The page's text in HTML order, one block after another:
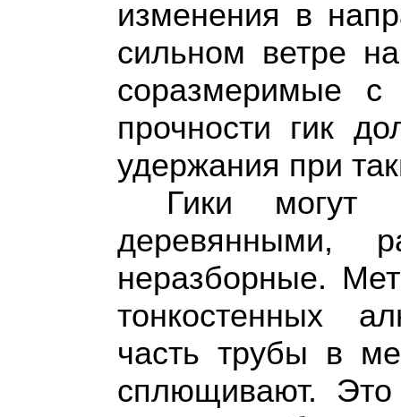
изменения в
сильном ветре
соразмеримые с
прочности гик
удержания при
Гики могут
деревянными,
неразборные.
тонкостенных
часть трубы в
сплющивают. Это